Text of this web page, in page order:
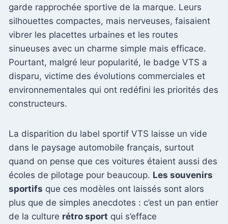
garde rapprochée sportive de la marque. Leurs
silhouettes compactes, mais nerveuses, faisaient
vibrer les placettes urbaines et les routes
sinueuses avec un charme simple mais efficace.
Pourtant, malgré leur popularité, le badge VTS a
disparu, victime des évolutions commerciales et
environnementales qui ont redéfini les priorités des
constructeurs.
La disparition du label sportif VTS laisse un vide
dans le paysage automobile français, surtout
quand on pense que ces voitures étaient aussi des
écoles de pilotage pour beaucoup. Les souvenirs
sportifs que ces modèles ont laissés sont alors
plus que de simples anecdotes : c’est un pan entier
de la culture rétro sport qui s’efface